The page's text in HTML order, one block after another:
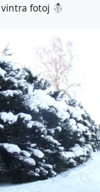
vintra fotoj ☃️